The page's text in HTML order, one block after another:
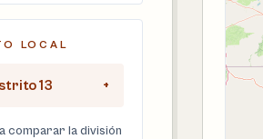
LOCAL
13 +
comparar la división